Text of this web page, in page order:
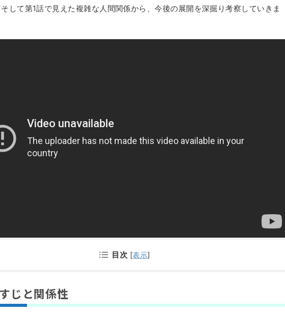
して第1話で見えた複雑な人間関係から、今後の展開を深掘り考察していきま
目次 [表示]
じと関係性